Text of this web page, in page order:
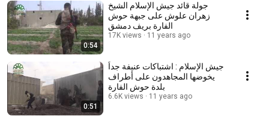
0:54
جولة قائد جيش الإسلام الشيخ
زهران علوش على جبهة حوش
الفارة بريف دمشق
17K views 11 years ago
0:51
جيش الإسلام : اشتباكات عنيفة جداً
يخوضها المجاهدون على أطراف
بلدة حوش الفارة
6.6K views 11 years ago